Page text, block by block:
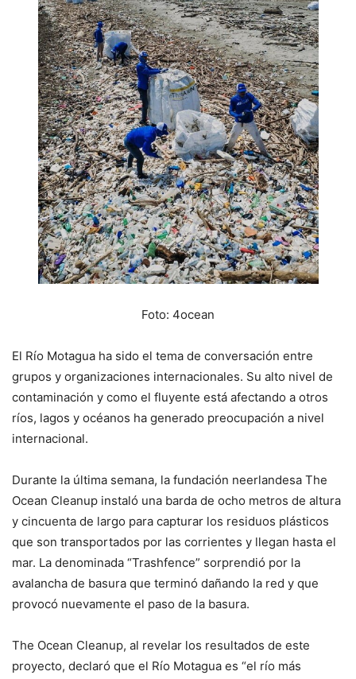
Foto: 4ocean
El Río Motagua ha sido el tema de conversación entre
grupos y organizaciones internacionales. Su alto nivel de
contaminación y como el fluyente está afectando a otros
ríos, lagos y océanos ha generado preocupación a nivel
internacional.
Durante la última semana, la fundación neerlandesa The
Ocean Cleanup instaló una barda de ocho metros de altura
y cincuenta de largo para capturar los residuos plásticos
que son transportados por las corrientes y llegan hasta el
mar. La denominada “Trashfence” sorprendió por la
avalancha de basura que terminó dañando la red y que
provocó nuevamente el paso de la basura.
The Ocean Cleanup, al revelar los resultados de este
proyecto, declaró que el Río Motagua es “el río más